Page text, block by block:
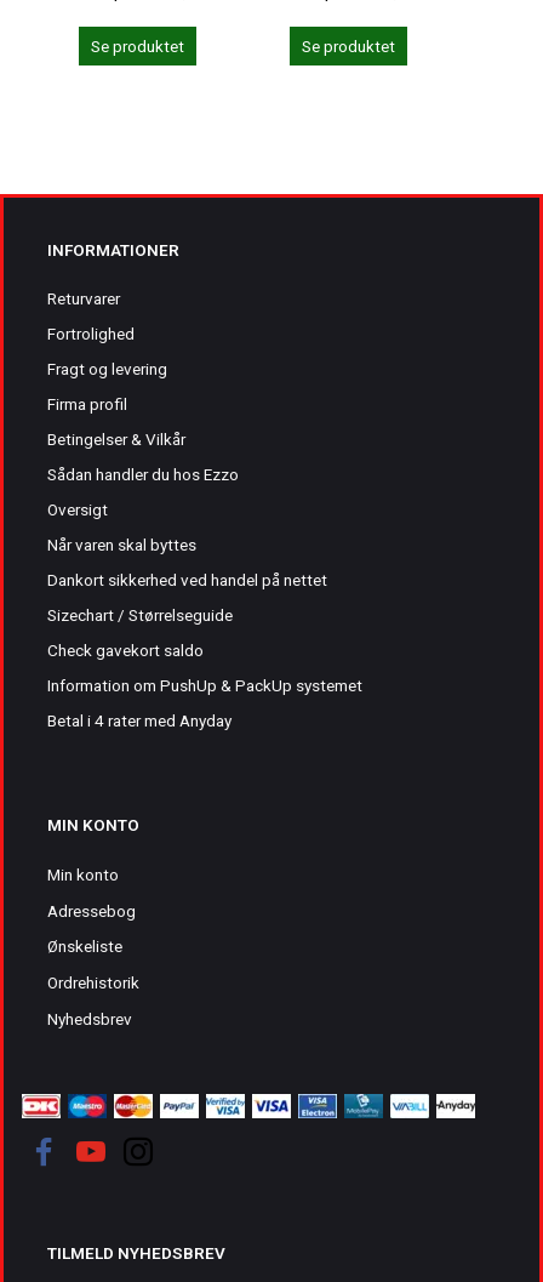
Se produktet Se produktet
INFORMATIONER
Returvarer
Fortrolighed
Fragt og levering
Firma profil
Betingelser & Vilkår
Sådan handler du hos Ezzo
Oversigt
Når varen skal byttes
Dankort sikkerhed ved handel på nettet
Sizechart / Størrelseguide
Check gavekort saldo
Information om PushUp & PackUp systemet
Betal i 4 rater med Anyday
MIN KONTO
Min konto
Adressebog
Ønskeliste
Ordrehistorik
Nyhedsbrev
TILMELD NYHEDSBREV